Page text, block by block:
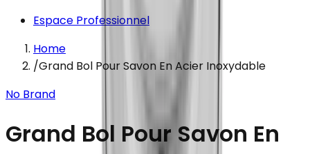
Espace Professionnel
Home
/Grand Bol Pour Savon En Acier Inoxydable
No Brand
Grand Bol Pour Savon En